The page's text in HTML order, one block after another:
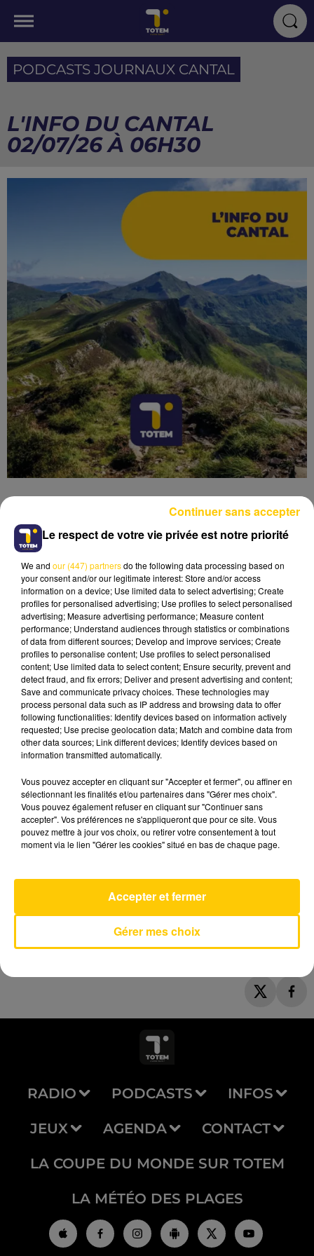
PODCASTS JOURNAUX CANTAL
L'INFO DU CANTAL
02/07/26 À 06H30
Lecture (5 min 20 sec)
2 juillet 2026 - 5 min 20 sec
L'INFO DU CANTAL 02/07/26 À 06H30
Ecoutez sur Totem l'information dans le Cantal,
le pays de Brioude et Issoire avec les reportages
de nos journalistes sur le terrain .
Rendez-Vous
AVEYRON NORD
RADIO PODCASTS INFOS
JEUX AGENDA CONTACT
LA COUPE DU MONDE SUR TOTEM
LA MÉTÉO DES PLAGES
Le respect de votre vie privée est notre priorité
We and our (447) partnersdo the following data processing based on
your consent and/or our legitimate interest: Store and/or access
information on a device; Use limited data to select advertising; Create
profiles for personalised advertising; Use profiles to select personalised
advertising; Measure advertising performance; Measure content
performance; Understand audiences through statistics or combinations
of data from different sources; Develop and improve services; Create
profiles to personalise content; Use profiles to select personalised
content; Use limited data to select content; Ensure security, prevent and
detect fraud, and fix errors; Deliver and present advertising and content;
Save and communicate privacy choices. These technologies may
process personal data such as IP address and browsing data to offer
following functionalities: Identify devices based on information actively
requested; Use precise geolocation data; Match and combine data from
other data sources; Link different devices; Identify devices based on
information transmitted automatically.
Vous pouvez accepter en cliquant sur "Accepter et fermer", ou affiner en
sélectionnant les finalités et/ou partenaires dans "Gérer mes choix".
Vous pouvez également refuser en cliquant sur "Continuer sans
accepter". Vos préférences ne s'appliqueront que pour ce site. Vous
pouvez mettre à jour vos choix, ou retirer votre consentement à tout
moment via le lien "Gérer les cookies" situé en bas de chaque page.
Gérer mes choix
Accepter et fermer
Continuer sans accepter